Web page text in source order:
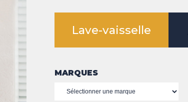
Lave-vaisselle
MARQUES